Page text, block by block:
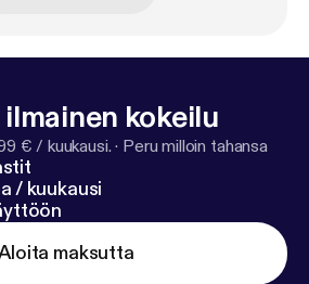
kokeilu
€ / kuukausi. · Peru milloin tahansa
/ kuukausi
maksutta